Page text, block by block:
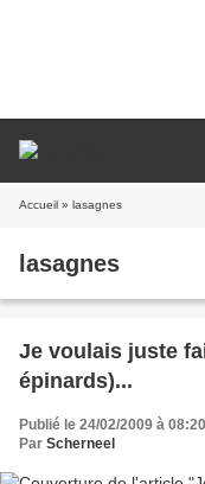
Accueil » lasagnes
lasagnes
Je voulais juste
épinards)...
Publié le 24/02/2009 à 08:20
Par Scherneel